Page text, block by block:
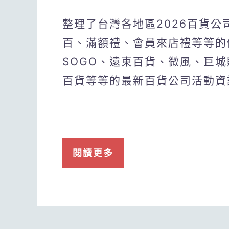
整理了台灣各地區2026百貨公
百、滿額禮、會員來店禮等等
SOGO、遠東百貨、微風、巨
百貨等等的最新百貨公司活動
閱讀更多